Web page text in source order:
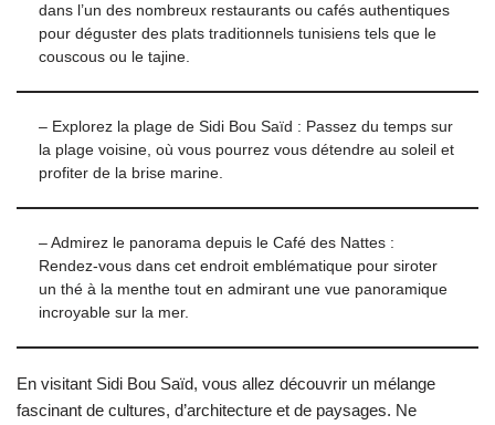
dans l’un des nombreux restaurants ou cafés authentiques
pour déguster des plats traditionnels tunisiens tels que le
couscous ou le tajine.
– Explorez la plage de Sidi Bou Saïd : Passez du temps sur
la plage voisine, où vous pourrez vous détendre au soleil et
profiter de la brise marine.
– Admirez le panorama depuis le Café des Nattes :
Rendez-vous dans cet endroit emblématique pour siroter
un thé à la menthe tout en admirant une vue panoramique
incroyable sur la mer.
En visitant Sidi Bou Saïd, vous allez découvrir un mélange
fascinant de cultures, d’architecture et de paysages. Ne